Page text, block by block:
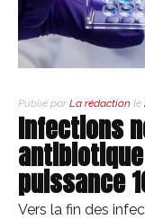
Publié par La rédaction le
Infections
puissance
Vers la fin des